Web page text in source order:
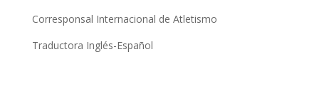
Corresponsal Internacional de Atletismo
Traductora Inglés-Español